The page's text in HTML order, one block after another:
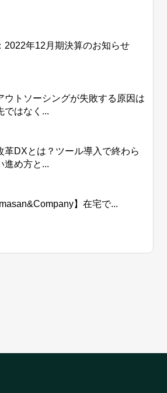
2022年12月期決算のお知らせ
ウトソーシングが失敗する原因は
ではなく...
革DXとは？ツール導入で終わら
進め方と...
】在宅で...